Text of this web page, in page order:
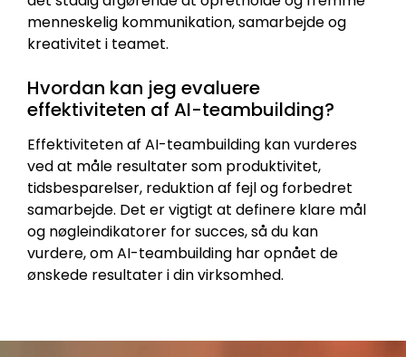
menneskelig kommunikation, samarbejde og
kreativitet i teamet.
Hvordan kan jeg evaluere
effektiviteten af AI-teambuilding?
Effektiviteten af AI-teambuilding kan vurderes
ved at måle resultater som produktivitet,
tidsbesparelser, reduktion af fejl og forbedret
samarbejde. Det er vigtigt at definere klare mål
og nøgleindikatorer for succes, så du kan
vurdere, om AI-teambuilding har opnået de
ønskede resultater i din virksomhed.